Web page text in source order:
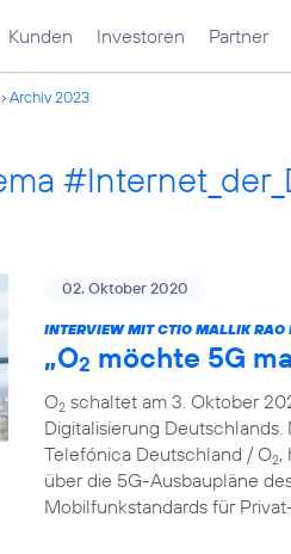
Kunden Investoren Partner
Archiv 2023
02. Oktober 2020
INTERVIEW MIT CTIO MALLIK RAO
„O2 möchte 5G
O2 schaltet am 3. Oktober
Digitalisierung
Telefónica Deutschland / O2,
über die 5G-Ausbaupläne
Mobilfunkstandards für